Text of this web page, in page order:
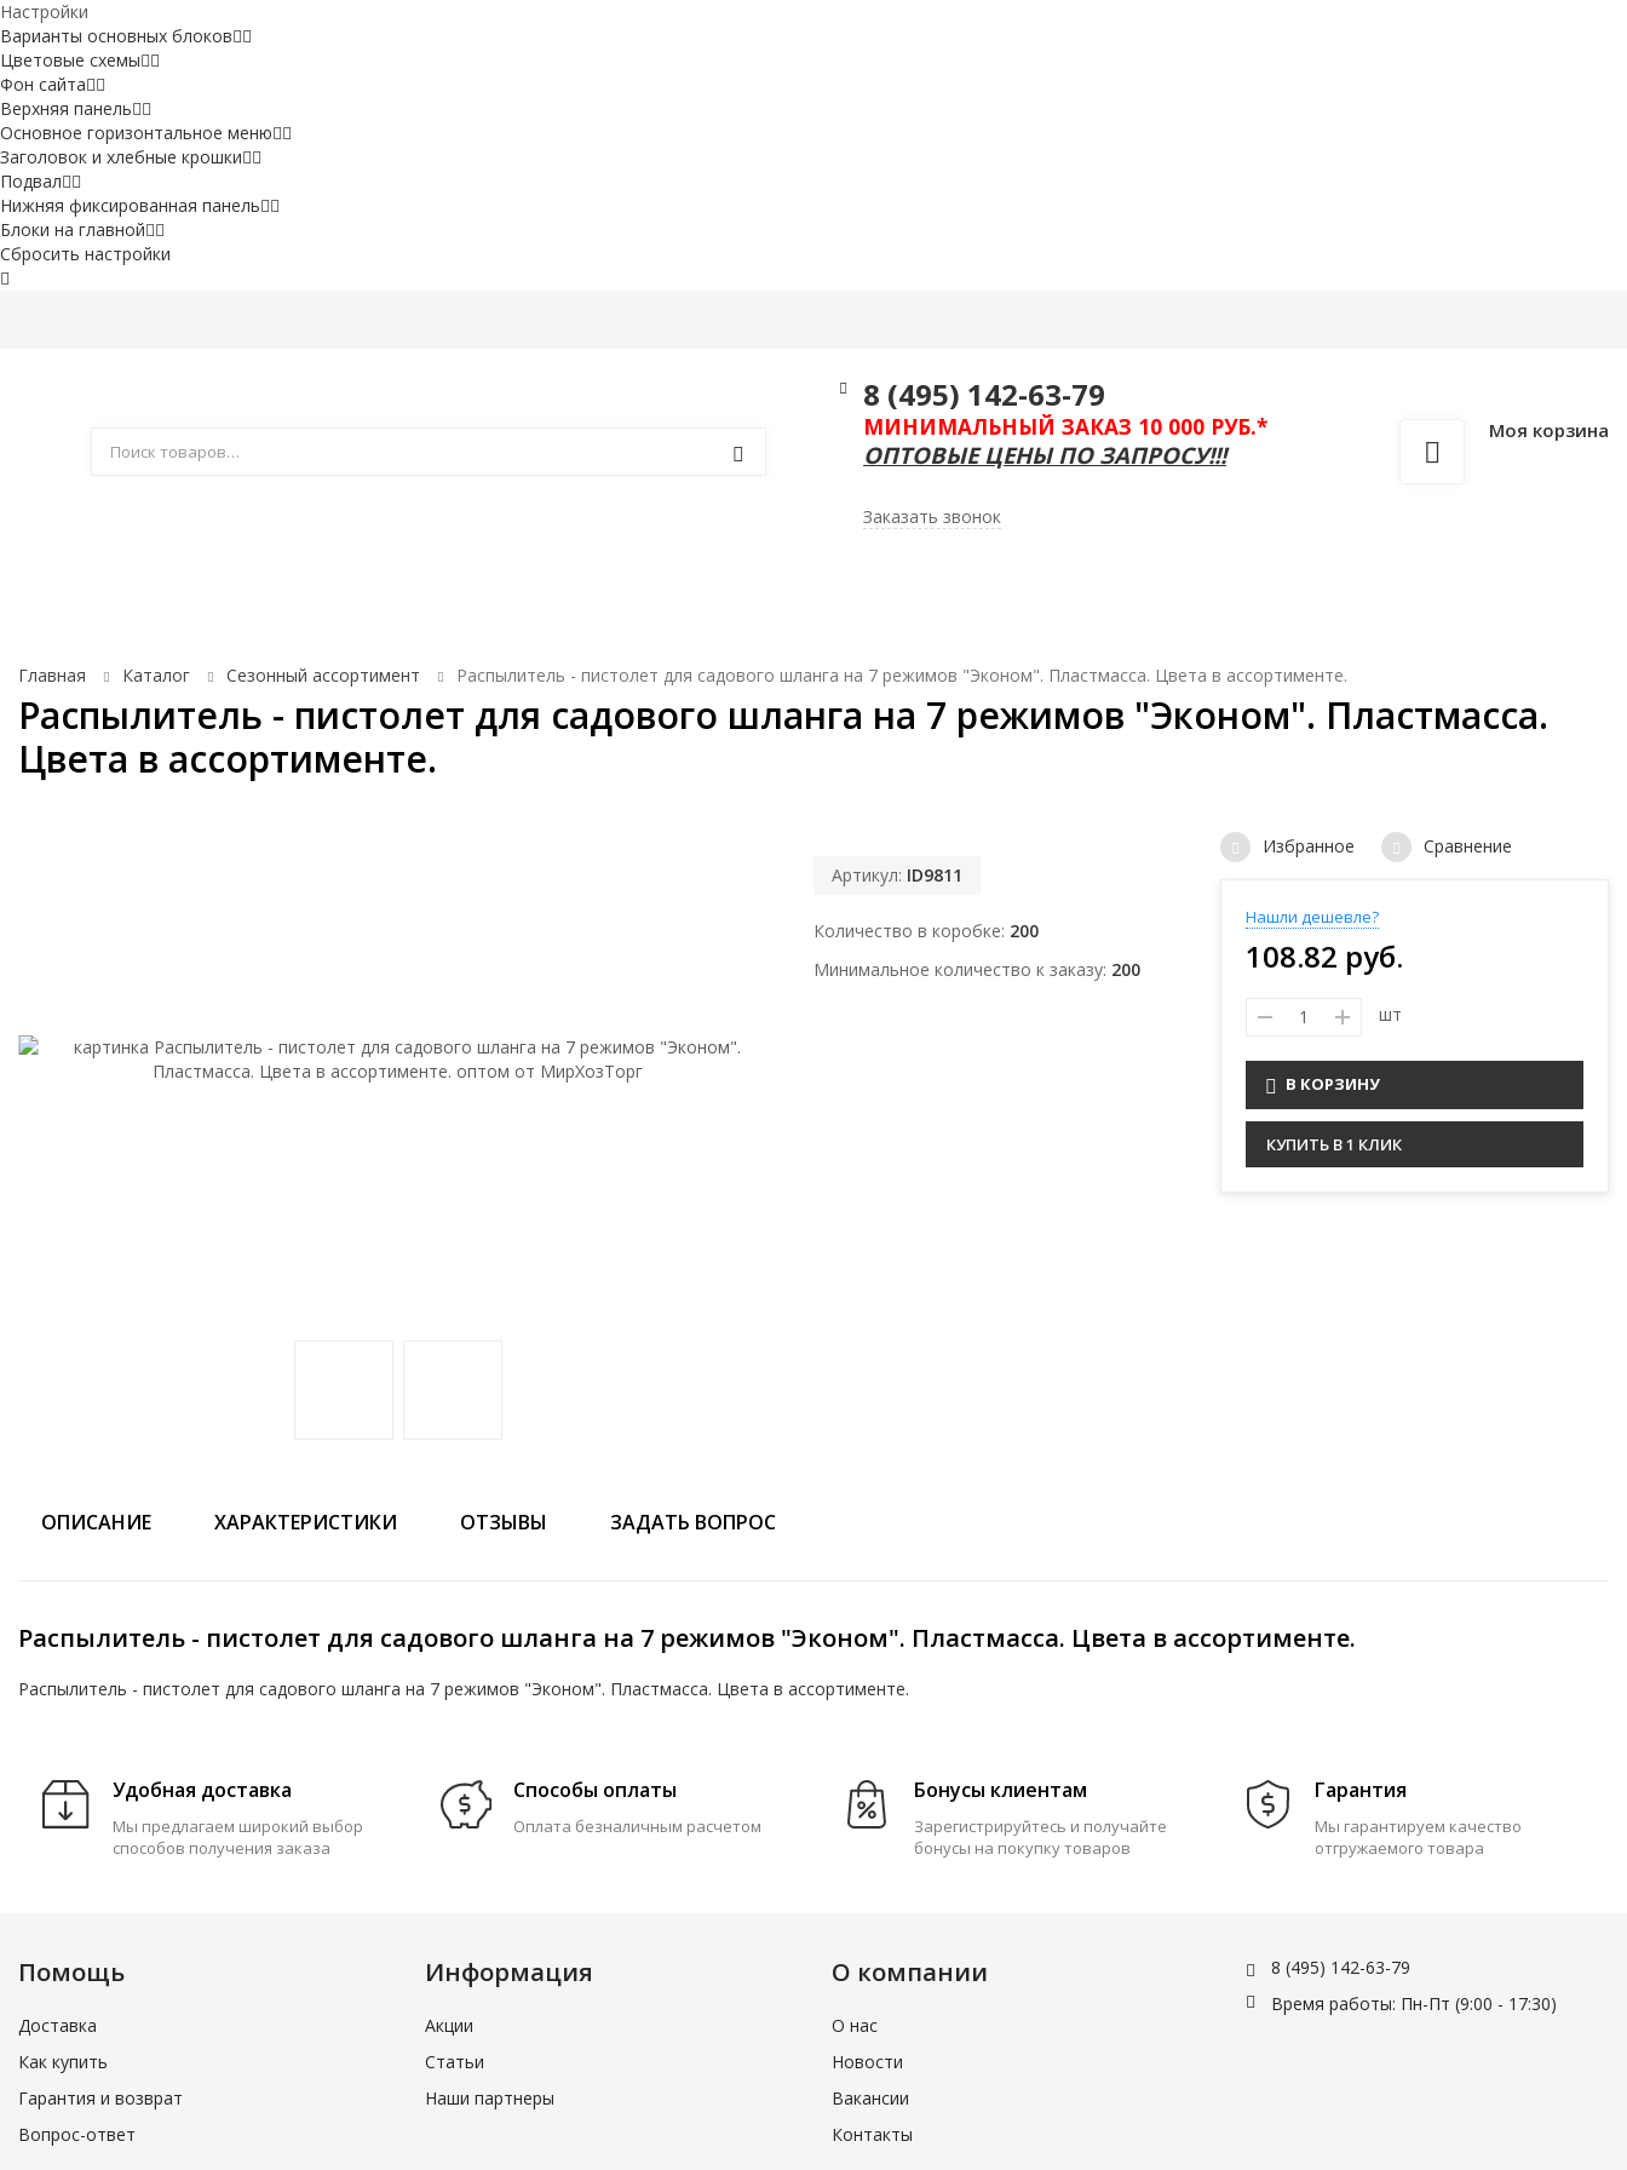
Настройки
Варианты основных блоков
Цветовые схемы
Фон сайта
Верхняя панель
Основное горизонтальное меню
Заголовок и хлебные крошки
Подвал
Нижняя фиксированная панель
Блоки на главной
Сбросить настройки
8 (495) 142-63-79
МИНИМАЛЬНЫЙ ЗАКАЗ 10 000 РУБ.*
ОПТОВЫЕ ЦЕНЫ ПО ЗАПРОСУ!!!
Заказать звонок
Моя корзина
Главная Каталог Сезонный ассортимент Распылитель - пистолет для садового шланга на 7 режимов "Эконом". Пластмасса. Цвета в ассортименте.
Распылитель - пистолет для садового шланга на 7 режимов "Эконом". Пластмасса.
Цвета в ассортименте.
Артикул: ID9811
Количество в коробке 200
Минимальное количество к заказу 200
Избранное Сравнение
Нашли дешевле?
108.82 руб.
шт
В КОРЗИНУ
КУПИТЬ В 1 КЛИК
ОПИСАНИЕ ХАРАКТЕРИСТИКИ ОТЗЫВЫ ЗАДАТЬ ВОПРОС
Распылитель - пистолет для садового шланга на 7 режимов "Эконом". Пластмасса. Цвета в ассортименте.
Распылитель - пистолет для садового шланга на 7 режимов "Эконом". Пластмасса. Цвета в ассортименте.
Удобная доставка
Мы предлагаем широкий выбор
способов получения заказа
Способы оплаты
Оплата безналичным расчетом
Бонусы клиентам
Зарегистрируйтесь и получайте
бонусы на покупку товаров
Гарантия
Мы гарантируем качество
отгружаемого товара
Помощь
Доставка
Как купить
Гарантия и возврат
Вопрос-ответ
Информация
Акции
Статьи
Наши партнеры
О компании
О нас
Новости
Вакансии
Контакты
8 (495) 142-63-79
Время работы: Пн-Пт (9:00 - 17:30)